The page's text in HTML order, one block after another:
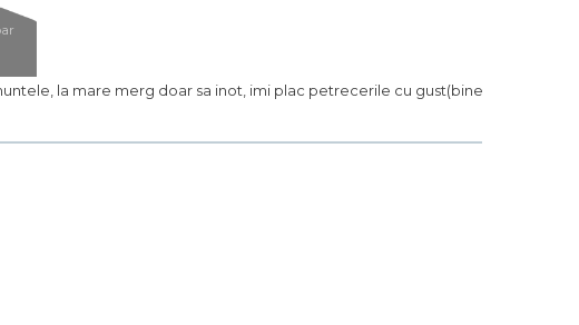
la mare merg doar sa inot, imi plac petrecerile cu gust(bine